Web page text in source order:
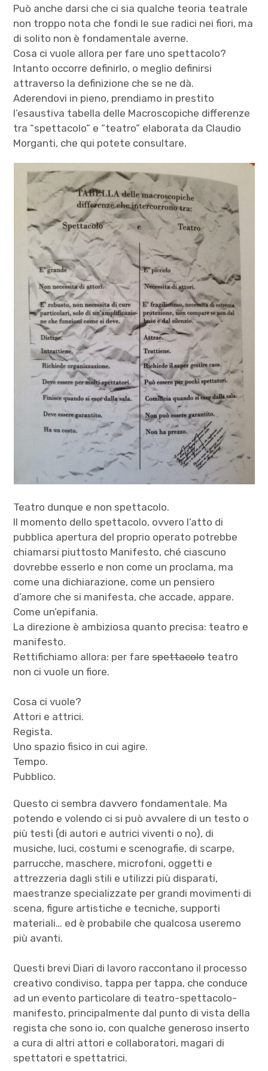
Può anche darsi che ci sia qualche teoria teatrale
non troppo nota che fondi le sue radici nei fiori, ma
di solito non è fondamentale averne.
Cosa ci vuole allora per fare uno spettacolo?
Intanto occorre definirlo, o meglio definirsi
attraverso la definizione che se ne dà.
Aderendovi in pieno, prendiamo in prestito
l’esaustiva tabella delle Macroscopiche differenze
tra “spettacolo” e “teatro” elaborata da Claudio
Morganti, che qui potete consultare.
Teatro dunque e non spettacolo.
Il momento dello spettacolo, ovvero l’atto di
pubblica apertura del proprio operato potrebbe
chiamarsi piuttosto Manifesto, ché ciascuno
dovrebbe esserlo e non come un proclama, ma
come una dichiarazione, come un pensiero
d’amore che si manifesta, che accade, appare.
Come un’epifania.
La direzione è ambiziosa quanto precisa: teatro e
manifesto.
Rettifichiamo allora: per farespettacoloteatro
non ci vuole un fiore.
Cosa ci vuole?
Attori e attrici.
Regista.
Uno spazio fisico in cui agire.
Tempo.
Pubblico.
Questo ci sembra davvero fondamentale. Ma
potendo e volendo ci si può avvalere di un testo o
più testi (di autori e autrici viventi o no), di
musiche, luci, costumi e scenografie, di scarpe,
parrucche, maschere, microfoni, oggetti e
attrezzeria dagli stili e utilizzi più disparati,
maestranze specializzate per grandi movimenti di
scena, figure artistiche e tecniche, supporti
materiali… ed è probabile che qualcosa useremo
più avanti.
Questi brevi Diari di lavoro raccontano il processo
creativo condiviso, tappa per tappa, che conduce
ad un evento particolare di teatro-spettacolo-
manifesto, principalmente dal punto di vista della
regista che sono io, con qualche generoso inserto
a cura di altri attori e collaboratori, magari di
spettatori e spettatrici.